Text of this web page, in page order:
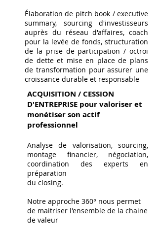
Élaboration de pitch book / executive
summary, sourcing d'investisseurs
auprès du réseau d'affaires, coach
pour la levée de fonds, structuration
de la prise de participation / octroi
de dette et mise en place de plans
de transformation pour assurer une
croissance durable et responsable
ACQUISITION / CESSION
D'ENTREPRISE pour valoriser et
monétiser son actif
professionnel
Analyse de valorisation, sourcing,
montage financier, négociation,
coordination des experts en
préparation
du closing.
Notre approche 360° nous permet
de maitriser l'ensemble de la chaine
de valeur